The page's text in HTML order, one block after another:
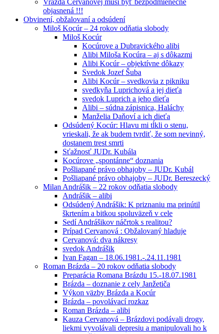
objasnená !!!
Obvinení, obžalovaní a odsúdení
Miloš Kocúr – 24 rokov odňatia slobody
Miloš Kocúr
Kocúrove a Dubravického alibi
Alibi Miloša Kocúra – aj s dôkazmi
Alibi Kocúr – objektívne dôkazy
Svedok Jozef Šuba
Alibi Kocúr – svedkovia z pikniku
svedkyňa Luprichová a jej dieťa
svedok Luprich a jeho dieťa
Alibi – súdna zápisnica, Haláchy
Manželia Daňoví a ich dieťa
Odsúdený Kocúr: Hlavu mi tĺkli o stenu,
vrieskali, že ak budem tvrdiť, že som nevinný,
dostanem trest smrti
Sťažnosť JUDr. Kubála
Kocúrove „spontánne“ doznania
Pošliapané právo obhajoby – JUDr. Kubál
Pošliapané právo obhajoby – JUDr. Bereszecký
Milan Andrášik – 22 rokov odňatia slobody
Andrášik – alibi
Odsúdený Andrášik: K priznaniu ma prinútil
škrtením a bitkou spoluväzeň v cele
Sedí Andrášikov náčrtok s realitou?
Prípad Cervanová : Obžalovaný hladuje
Cervanová: dva nákresy
svedok Andrášik
Ivan Fagan – 18.06.1981.-.24.11.1981
Roman Brázda – 20 rokov odňatia slobody
Preparácia Romana Brázdu 15.-18.07.1981
Brázda – doznanie z cely Janžetiča
Výkon väzby Brázda a Kocúr
Brázda – povolávací rozkaz
Roman Brázda – alibi
Kauza Cervanová – Brázdovi podávali drogy,
liekmi vyvolávali depresiu a manipulovali ho k